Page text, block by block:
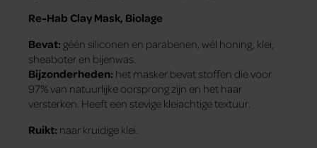
Re-Hab Clay Mask, Biolage
Bevat: géén siliconen en parabenen, wél honing, klei,
sheaboter en bijenwas.
Bijzonderheden: het masker bevat stoffen die voor
97% van natuurlijke oorsprong zijn en het haar
versterken. Heeft een stevige kleiachtige textuur.
Ruikt: naar kruidige klei.